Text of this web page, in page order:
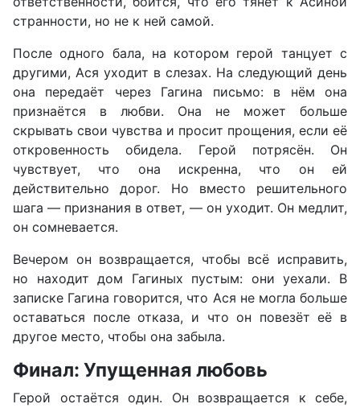
странности, но не к ней самой.
После одного бала, на котором герой танцует с
другими, Ася уходит в слезах. На следующий день
она передаёт через Гагина письмо: в нём она
признаётся в любви. Она не может больше
скрывать свои чувства и просит прощения, если её
откровенность обидела. Герой потрясён. Он
чувствует, что она искренна, что он ей
действительно дорог. Но вместо решительного
шага — признания в ответ, — он уходит. Он медлит,
он сомневается.
Вечером он возвращается, чтобы всё исправить,
но находит дом Гагиных пустым: они уехали. В
записке Гагина говорится, что Ася не могла больше
оставаться после отказа, и что он повезёт её в
другое место, чтобы она забыла.
Финал: Упущенная любовь
Герой остаётся один. Он возвращается к себе,